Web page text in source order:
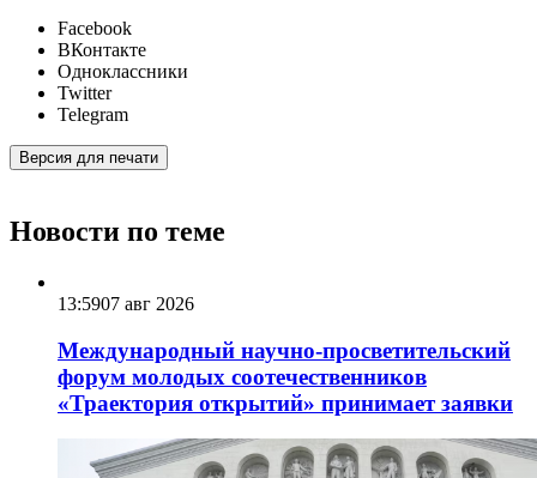
Facebook
ВКонтакте
Одноклассники
Twitter
Telegram
Версия для печати
Новости по теме
13:5907 авг 2026
Международный научно-просветительский
форум молодых соотечественников
«Траектория открытий» принимает заявки